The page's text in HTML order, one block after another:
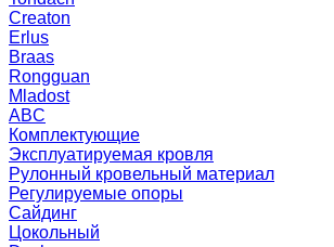
Creaton
Erlus
Braas
Rongguan
Mladost
ABC
Комплектующие
Эксплуатируемая кровля
Рулонный кровельный материал
Регулируемые опоры
Сайдинг
Цокольный